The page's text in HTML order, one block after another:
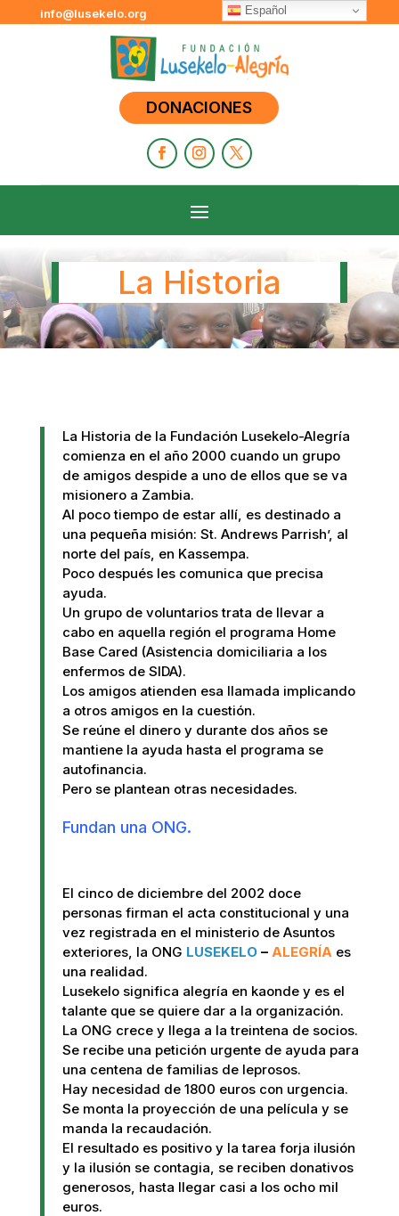
info@lusekelo.org
DONACIONES
La Historia
La Historia de la Fundación Lusekelo-Alegría
comienza en el año 2000 cuando un grupo
de amigos despide a uno de ellos que se va
misionero a Zambia.
Al poco tiempo de estar allí, es destinado a
una pequeña misión: St. Andrews Parrish’, al
norte del país, en Kassempa.
Poco después les comunica que precisa
ayuda.
Un grupo de voluntarios trata de llevar a
cabo en aquella región el programa Home
Base Cared (Asistencia domiciliaria a los
enfermos de SIDA).
Los amigos atienden esa llamada implicando
a otros amigos en la cuestión.
Se reúne el dinero y durante dos años se
mantiene la ayuda hasta el programa se
autofinancia.
Pero se plantean otras necesidades.
Fundan una ONG.
El cinco de diciembre del 2002 doce
personas firman el acta constitucional y una
vez registrada en el ministerio de Asuntos
exteriores, la ONG LUSEKELO– ALEGRÍA es
una realidad.
Lusekelo significa alegría en kaonde y es el
talante que se quiere dar a la organización.
La ONG crece y llega a la treintena de socios.
Se recibe una petición urgente de ayuda para
una centena de familias de leprosos.
Hay necesidad de 1800 euros con urgencia.
Se monta la proyección de una película y se
manda la recaudación.
El resultado es positivo y la tarea forja ilusión
y la ilusión se contagia, se reciben donativos
generosos, hasta llegar casi a los ocho mil
euros.
Español